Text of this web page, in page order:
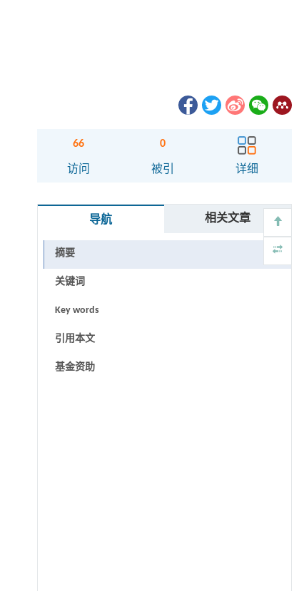
66
访问
0
被引 详细
导航 相关文章
摘要
关键词
Key words
引用本文
基金资助